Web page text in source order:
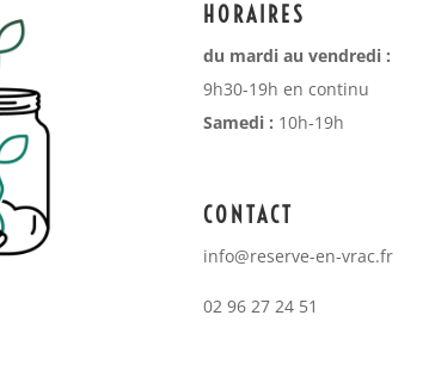
HORAIRES
du mardi au vendredi :
9h30-19h en continu
Samedi : 10h-19h
CONTACT
info@reserve-en-vrac.fr
02 96 27 24 51